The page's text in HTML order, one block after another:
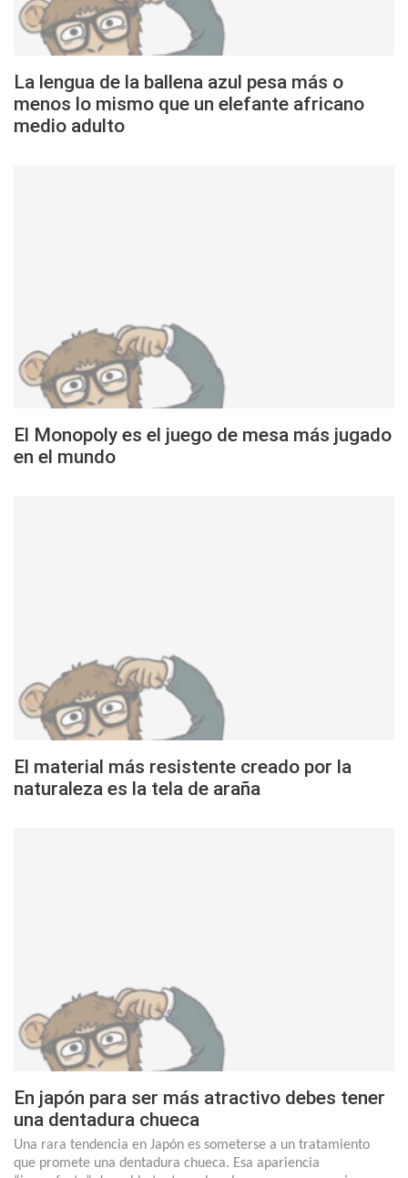
La lengua de la ballena azul pesa más o
menos lo mismo que un elefante africano
medio adulto
El Monopoly es el juego de mesa más jugado
en el mundo
El material más resistente creado por la
naturaleza es la tela de araña
En japón para ser más atractivo debes tener
una dentadura chueca
Una rara tendencia en Japón es someterse a un tratamiento
que promete una dentadura chueca. Esa apariencia